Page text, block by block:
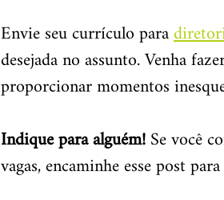
Envie seu currículo para
desejada no assunto. Venha
proporcionar momentos
Indique para alguém! Se você
vagas, encaminhe esse post